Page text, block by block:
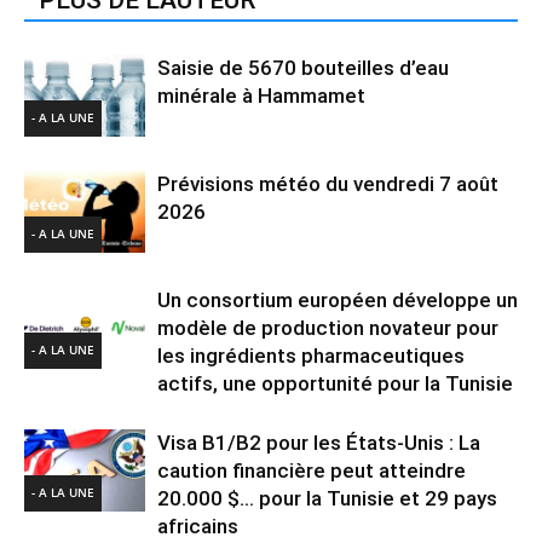
- A LA UNE
Saisie de 5670 bouteilles d’eau
minérale à Hammamet
- A LA UNE
Prévisions météo du vendredi 7 août
2026
- A LA UNE
Un consortium européen développe un
modèle de production novateur pour
les ingrédients pharmaceutiques
actifs, une opportunité pour la Tunisie
- A LA UNE
Visa B1/B2 pour les États-Unis : La
caution financière peut atteindre
20.000 $… pour la Tunisie et 29 pays
africains